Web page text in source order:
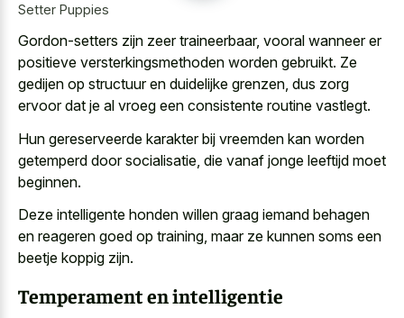
Setter Puppies
Gordon-setters zijn zeer traineerbaar, vooral wanneer er
positieve versterkingsmethoden worden gebruikt. Ze
gedijen op structuur en duidelijke grenzen, dus zorg
ervoor dat je al vroeg een consistente routine vastlegt.
Hun gereserveerde karakter bij vreemden kan worden
getemperd door socialisatie, die vanaf jonge leeftijd moet
beginnen.
Deze intelligente honden willen graag iemand behagen
en reageren goed op training, maar ze kunnen soms een
beetje koppig zijn.
Temperament en intelligentie